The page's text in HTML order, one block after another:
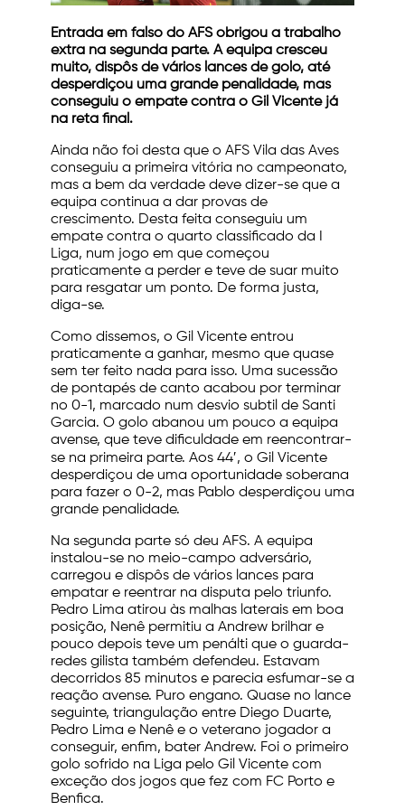
Entrada em falso do AFS obrigou a trabalho
extra na segunda parte. A equipa cresceu
muito, dispôs de vários lances de golo, até
desperdiçou uma grande penalidade, mas
conseguiu o empate contra o Gil Vicente já
na reta final.
Ainda não foi desta que o AFS Vila das Aves
conseguiu a primeira vitória no campeonato,
mas a bem da verdade deve dizer-se que a
equipa continua a dar provas de
crescimento. Desta feita conseguiu um
empate contra o quarto classificado da I
Liga, num jogo em que começou
praticamente a perder e teve de suar muito
para resgatar um ponto. De forma justa,
diga-se.
Como dissemos, o Gil Vicente entrou
praticamente a ganhar, mesmo que quase
sem ter feito nada para isso. Uma sucessão
de pontapés de canto acabou por terminar
no 0-1, marcado num desvio subtil de Santi
Garcia. O golo abanou um pouco a equipa
avense, que teve dificuldade em reencontrar-
se na primeira parte. Aos 44′, o Gil Vicente
desperdiçou de uma oportunidade soberana
para fazer o 0-2, mas Pablo desperdiçou uma
grande penalidade.
Na segunda parte só deu AFS. A equipa
instalou-se no meio-campo adversário,
carregou e dispôs de vários lances para
empatar e reentrar na disputa pelo triunfo.
Pedro Lima atirou às malhas laterais em boa
posição, Nenê permitiu a Andrew brilhar e
pouco depois teve um penálti que o guarda-
redes gilista também defendeu. Estavam
decorridos 85 minutos e parecia esfumar-se a
reação avense. Puro engano. Quase no lance
seguinte, triangulação entre Diego Duarte,
Pedro Lima e Nenê e o veterano jogador a
conseguir, enfim, bater Andrew. Foi o primeiro
golo sofrido na Liga pelo Gil Vicente com
exceção dos jogos que fez com FC Porto e
Benfica.